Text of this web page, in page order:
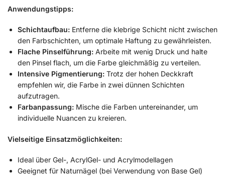
Anwendungstipps:
Schichtaufbau: Entferne die klebrige Schicht nicht zwischen
den Farbschichten, um optimale Haftung zu gewährleisten.
Flache Pinselführung: Arbeite mit wenig Druck und halte
den Pinsel flach, um die Farbe gleichmäßig zu verteilen.
Intensive Pigmentierung: Trotz der hohen Deckkraft
empfehlen wir, die Farbe in zwei dünnen Schichten
aufzutragen.
Farbanpassung: Mische die Farben untereinander, um
individuelle Nuancen zu kreieren.
Vielseitige Einsatzmöglichkeiten:
Ideal über Gel-, AcrylGel- und Acrylmodellagen
Geeignet für Naturnägel (bei Verwendung von Base Gel)